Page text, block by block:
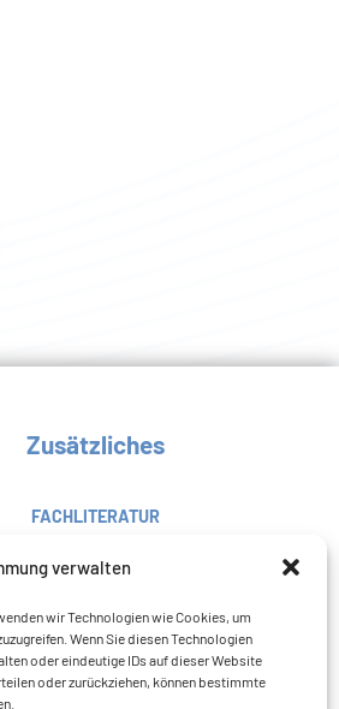
verwalten
wir Technologien wie Cookies, um
Wenn Sie diesen Technologien
oder eindeutige IDs auf dieser Website
oder zurückziehen, können bestimmte
Zusätzliches
FACHLITERATUR
FAQ